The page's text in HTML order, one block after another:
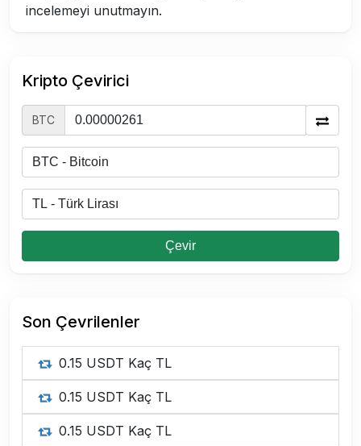
incelemeyi unutmayın.
Kripto Çevirici
BTC
Çevir
Son Çevrilenler
0.15 USDT Kaç TL
0.15 USDT Kaç TL
0.15 USDT Kaç TL